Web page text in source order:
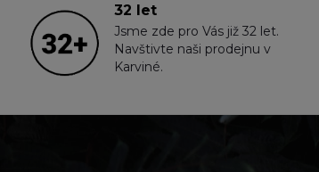
32 let
Jsme zde pro Vás již 32 let.
Navštivte naši prodejnu v
Karviné.